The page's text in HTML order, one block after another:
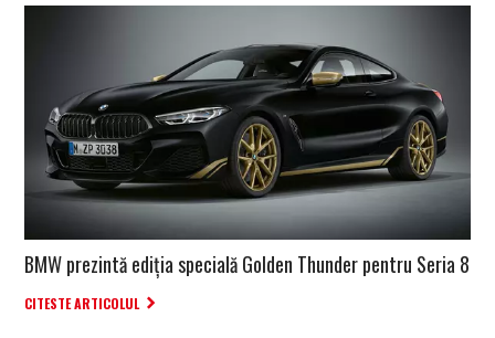
BMW prezintă ediția specială Golden Thunder pentru Seria 8
CITESTE ARTICOLUL